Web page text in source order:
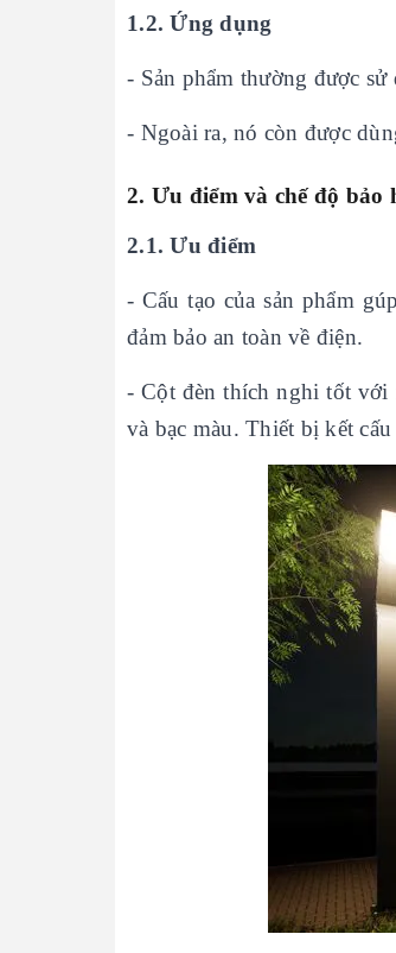
1.2. Ứng dụng
- Sản phẩm thường được
- Ngoài ra, nó còn được
2. Ưu điểm và chế độ bảo
2.1. Ưu điểm
- Cấu tạo của sản phẩm
đảm bảo an toàn về
- Cột đèn thích nghi tốt
và bạc màu. Thiết bị kết